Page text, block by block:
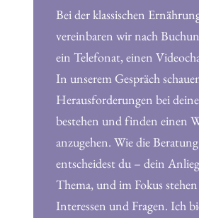
Bei der klassischen
vereinbaren wir nach
ein Telefonat, einen
In unserem Gespräch
Herausforderungen bei
bestehen und finden einen
anzugehen. Wie die
entscheidest du – dein
Thema, und im Fokus
Interessen und Fragen. Ich